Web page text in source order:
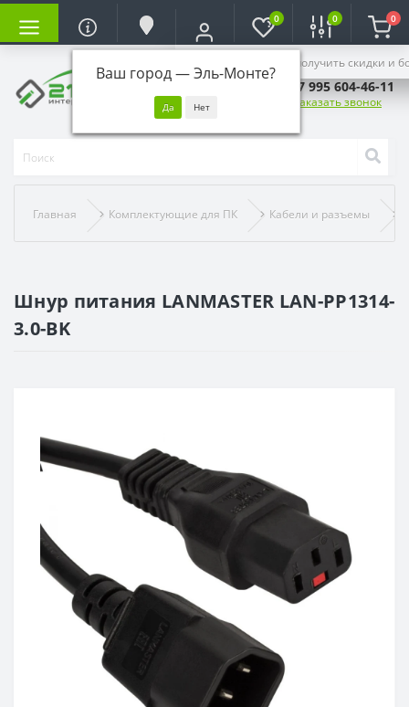
Ваш город —Эль-Монте?
Войдите, чтобы получить скидки и
0 0 0
+7 995 604-46-11
Заказать звонок
Главная Комплектующие для ПК Кабели и разъемы
Шнур питания LANMASTER LAN-PP1314-
3.0-BK